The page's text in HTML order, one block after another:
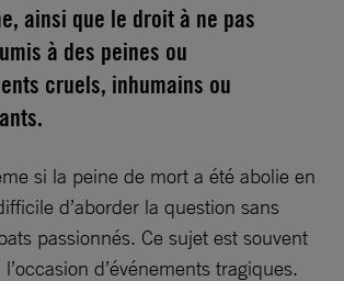
ainsi que le droit à ne pas
à des peines ou
cruels, inhumains ou
si la peine de mort a été abolie en
d’aborder la question sans
passionnés. Ce sujet est souvent
d’événements tragiques.